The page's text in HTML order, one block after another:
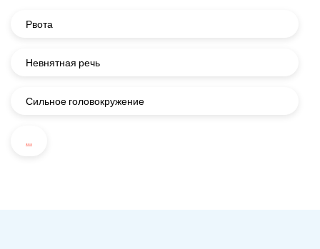
Рвота
Невнятная речь
Сильное головокружение
...